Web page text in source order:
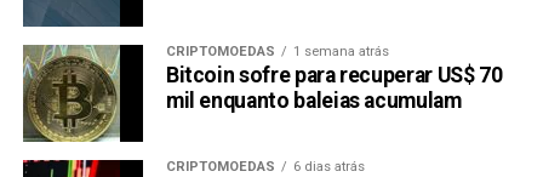
Amazon Brasileira
NÃO PERCA:
Klabin tem queda após registrar lucro de R$ 207
milhões
CRIPTOMOEDAS 1 semana atrás
Bitcoin sofre para recuperar US$ 70
mil enquanto baleias acumulam
CRIPTOMOEDAS 6 dias atrás